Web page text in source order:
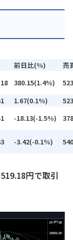
前日比(%)
売
380.15(1.4%)
1.67(0.1%)
-18.13(-1.5%)
-3.42(-0.1%)
円で取引